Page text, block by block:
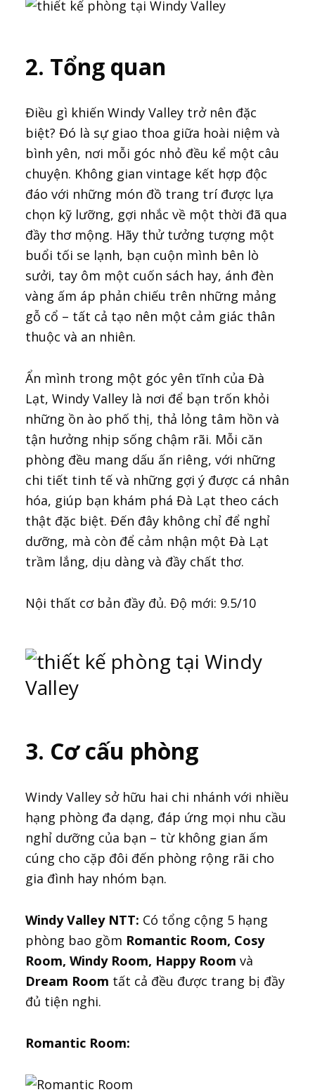
2. Tổng quan
Điều gì khiến Windy Valley trở nên đặc
biệt? Đó là sự giao thoa giữa hoài niệm và
bình yên, nơi mỗi góc nhỏ đều kể một câu
chuyện. Không gian vintage kết hợp độc
đáo với những món đồ trang trí được lựa
chọn kỹ lưỡng, gợi nhắc về một thời đã qua
đầy thơ mộng. Hãy thử tưởng tượng một
buổi tối se lạnh, bạn cuộn mình bên lò
sưởi, tay ôm một cuốn sách hay, ánh đèn
vàng ấm áp phản chiếu trên những mảng
gỗ cổ – tất cả tạo nên một cảm giác thân
thuộc và an nhiên.
Ẩn mình trong một góc yên tĩnh của Đà
Lạt, Windy Valley là nơi để bạn trốn khỏi
những ồn ào phố thị, thả lỏng tâm hồn và
tận hưởng nhịp sống chậm rãi. Mỗi căn
phòng đều mang dấu ấn riêng, với những
chi tiết tinh tế và những gợi ý được cá nhân
hóa, giúp bạn khám phá Đà Lạt theo cách
thật đặc biệt. Đến đây không chỉ để nghỉ
dưỡng, mà còn để cảm nhận một Đà Lạt
trầm lắng, dịu dàng và đầy chất thơ.
Nội thất cơ bản đầy đủ. Độ mới: 9.5/10
3. Cơ cấu phòng
Windy Valley sở hữu hai chi nhánh với nhiều
hạng phòng đa dạng, đáp ứng mọi nhu cầu
nghỉ dưỡng của bạn – từ không gian ấm
cúng cho cặp đôi đến phòng rộng rãi cho
gia đình hay nhóm bạn.
Windy Valley NTT: Có tổng cộng 5 hạng
phòng bao gồm Romantic Room, Cosy
Room, Windy Room, Happy Room và
Dream Room tất cả đều được trang bị đầy
đủ tiện nghi.
Romantic Room: